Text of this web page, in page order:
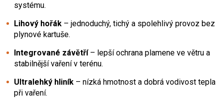
systému.
Lihový hořák – jednoduchý, tichý a spolehlivý provoz bez
plynové kartuše.
Integrované závětří– lepší ochrana plamene ve větru a
stabilnější vaření v terénu.
Ultralehký hliník – nízká hmotnost a dobrá vodivost tepla
při vaření.